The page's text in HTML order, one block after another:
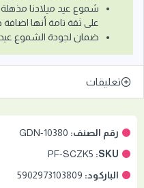
رقم الصنف: GDN-10380
SKU:
PF-SCZK5
الباركود: 5902973103809
شموع عيد ميلادنا
على ثقة تامة أنها اضافة
ضمان لجودة الشموع عيد
تعليقات